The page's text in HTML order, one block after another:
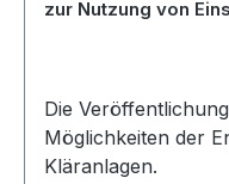
zur Nutzung von
Die
Möglichkeiten der
Kläranlagen.